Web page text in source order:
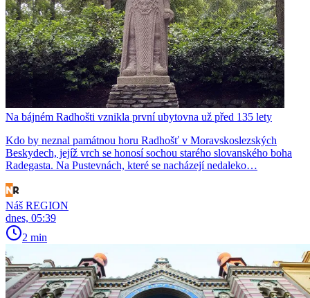
Na bájném Radhošti vznikla první ubytovna už před 135 lety
Kdo by neznal památnou horu Radhošť v Moravskoslezských
Beskydech, jejíž vrch se honosí sochou starého slovanského boha
Radegasta. Na Pustevnách, které se nacházejí nedaleko…
Náš REGION
dnes, 05:39
2 min